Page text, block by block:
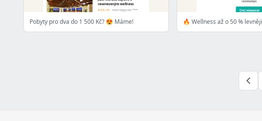
Pobyty pro dva do 1 500 Kč? 😍 Máme! 🔥 Wellness až o 50 % levněji